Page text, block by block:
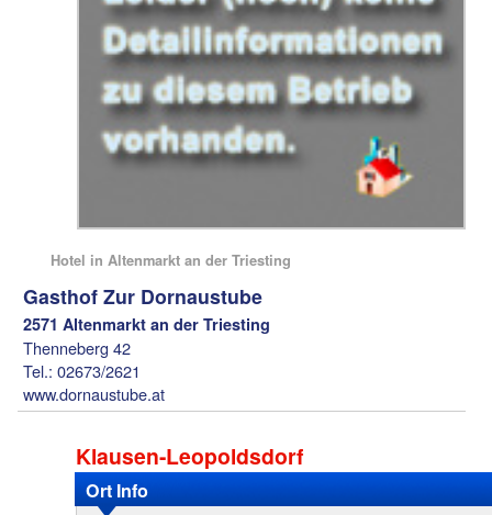
Hotel in Altenmarkt an der Triesting
Gasthof Zur Dornaustube
2571 Altenmarkt an der Triesting
Thenneberg 42
Tel.: 02673/2621
www.dornaustube.at
Klausen-Leopoldsdorf
Ort Info